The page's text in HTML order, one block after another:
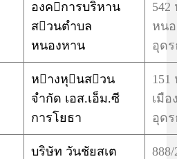
องคการบริหาน
สวนตำบล
หนองหาน
542
หน
อุด
หางหุนสวน
จำกัด เอส.เอ็ม.ซี
การโยธา
เมือ
อุด
บริษัท วันชัยสเต